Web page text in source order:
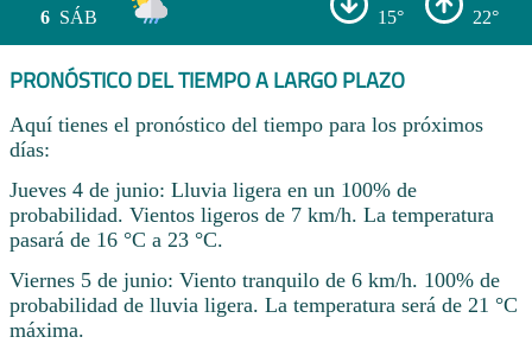
6 SÁB 15° 22°
PRONÓSTICO DEL TIEMPO A LARGO PLAZO
Aquí tienes el pronóstico del tiempo para los próximos
días:
Jueves 4 de junio: Lluvia ligera en un 100% de
probabilidad. Vientos ligeros de 7 km/h. La temperatura
pasará de 16 °C a 23 °C.
Viernes 5 de junio: Viento tranquilo de 6 km/h. 100% de
probabilidad de lluvia ligera. La temperatura será de 21 °C
máxima.